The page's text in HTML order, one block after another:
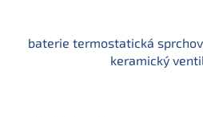
baterie termostatická
keramický